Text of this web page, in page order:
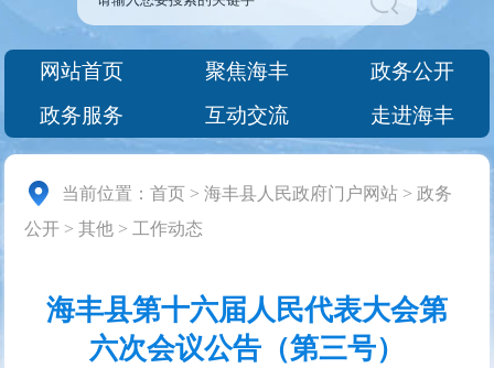
网站首页 聚焦海丰
政务公开
政务服务
互动交流 走进海丰
当前位置：首页 >海丰县人民政府门户网站 >政务
公开 >其他 > 工作动态
海丰县第十六届人民代表大会第
六次会议公告（第三号）